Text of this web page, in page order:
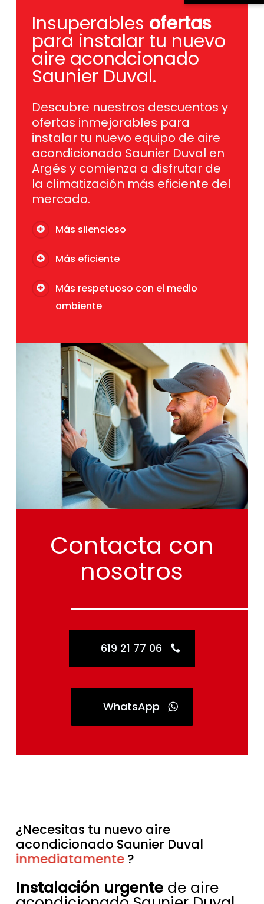
Insuperables ofertas
para instalar tu nuevo
aire acondcionado
Saunier Duval.
Descubre nuestros descuentos y
ofertas inmejorables para
instalar tu nuevo equipo de aire
acondicionado Saunier Duval en
Argés y comienza a disfrutar de
la climatización más eficiente del
mercado.
Más silencioso
Más eficiente
Más respetuoso con el medio
ambiente
Contacta con
nosotros
619 21 77 06
WhatsApp
¿Necesitas tu nuevo aire
acondicionado Saunier Duval
inmediatamente
sin esperas?
Instalación urgentede aire